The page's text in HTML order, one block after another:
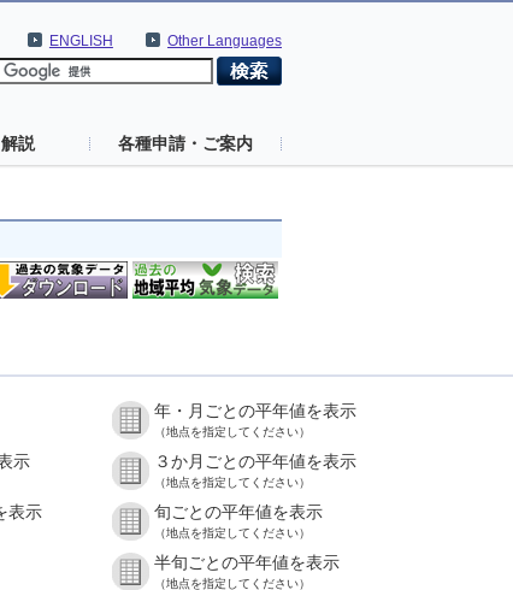
Other Languages
ENGLISH
説 各種申請・ご案内
年・月ごとの平年値を表示
（地点を指定してください）
示 ３か月ごとの平年値を表示
（地点を指定してください）
表示 旬ごとの平年値を表示
（地点を指定してください）
半旬ごとの平年値を表示
（地点を指定してください）